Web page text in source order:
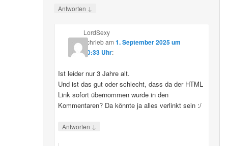
Antworten ↓
LordSexy
schriebam 1. September 2025 um
10:33 Uhr:
Ist leider nur 3 Jahre alt.
Und ist das gut oder schlecht, dass da der HTML
Link sofort übernommen wurde in den
Kommentaren? Da könnte ja alles verlinkt sein :/
Antworten ↓